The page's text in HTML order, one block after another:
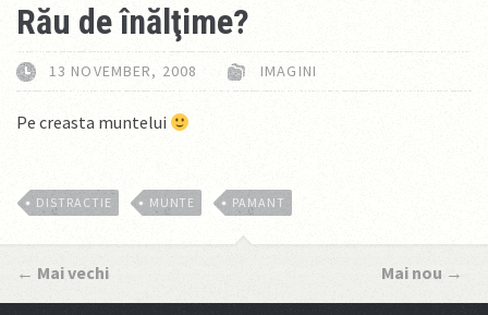
Rău de înălţime?
13 NOVEMBER, 2008 IMAGINI
Pe creasta muntelui
DISTRACTIE MUNTE PAMANT
← Mai vechi Mai nou →